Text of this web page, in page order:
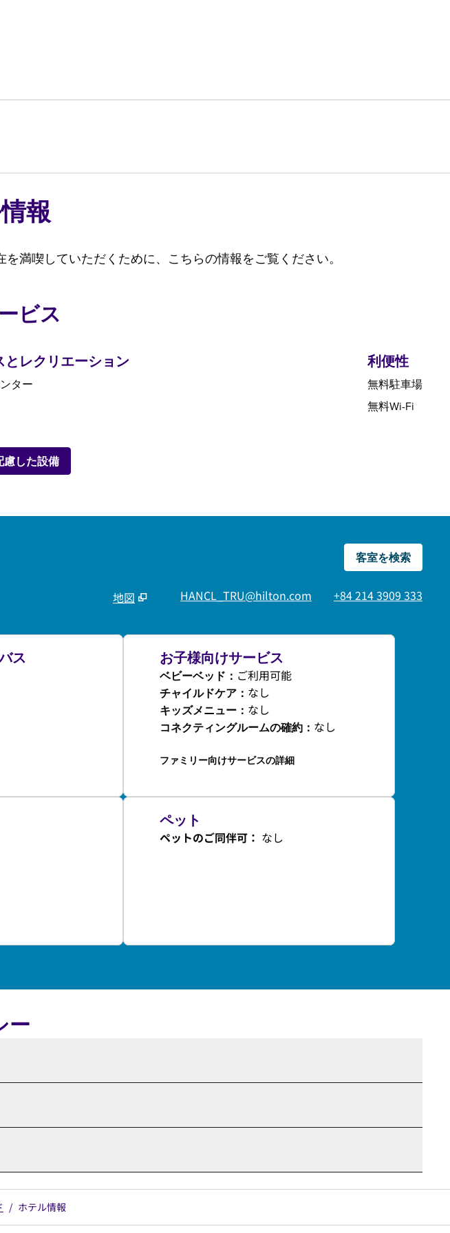
報
満喫していただくために、こちらの情報をご覧ください。
ビス
とレクリエーション
ター
利便性
無料駐車場
無料Wi-Fi
慮した設備
客室を検索
地図
HANCL_TRU@hilton.com +84 214 3909 333
ス お子様向けサービス
ベビーベッド ： ご利用可能
チャイルドケア ： なし
キッズメニュー ： なし
コネクティングルームの確約 ： なし
ファミリー向けサービスの詳細
ペット
ペットのご同伴可： なし
ー
/ ホテル情報